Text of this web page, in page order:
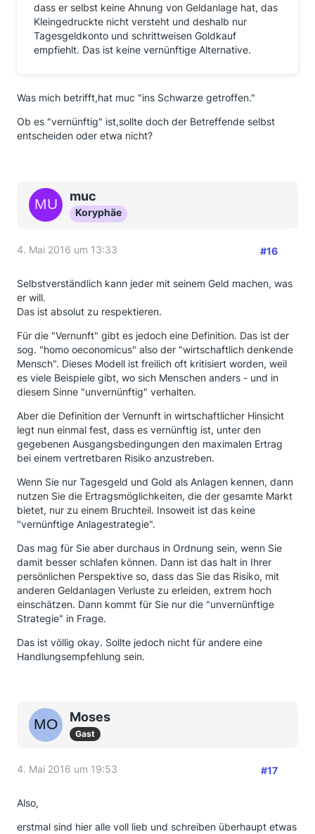
dass er selbst keine Ahnung von Geldanlage hat, das
Kleingedruckte nicht versteht und deshalb nur
Tagesgeldkonto und schrittweisen Goldkauf
empfiehlt. Das ist keine vernünftige Alternative.
Was mich betrifft,hat muc "ins Schwarze getroffen."
Ob es "vernünftig" ist,sollte doch der Betreffende selbst
entscheiden oder etwa nicht?
muc
Koryphäe
4. Mai 2016 um 13:33 #16
Selbstverständlich kann jeder mit seinem Geld machen, was
er will.
Das ist absolut zu respektieren.
Für die "Vernunft" gibt es jedoch eine Definition. Das ist der
sog. "homo oeconomicus" also der "wirtschaftlich denkende
Mensch". Dieses Modell ist freilich oft kritisiert worden, weil
es viele Beispiele gibt, wo sich Menschen anders - und in
diesem Sinne "unvernünftig" verhalten.
Aber die Definition der Vernunft in wirtschaftlicher Hinsicht
legt nun einmal fest, dass es vernünftig ist, unter den
gegebenen Ausgangsbedingungen den maximalen Ertrag
bei einem vertretbaren Risiko anzustreben.
Wenn Sie nur Tagesgeld und Gold als Anlagen kennen, dann
nutzen Sie die Ertragsmöglichkeiten, die der gesamte Markt
bietet, nur zu einem Bruchteil. Insoweit ist das keine
"vernünftige Anlagestrategie".
Das mag für Sie aber durchaus in Ordnung sein, wenn Sie
damit besser schlafen können. Dann ist das halt in Ihrer
persönlichen Perspektive so, dass das Sie das Risiko, mit
anderen Geldanlagen Verluste zu erleiden, extrem hoch
einschätzen. Dann kommt für Sie nur die "unvernünftige
Strategie" in Frage.
Das ist völlig okay. Sollte jedoch nicht für andere eine
Handlungsempfehlung sein.
Moses
Gast
4. Mai 2016 um 19:53 #17
Also,
erstmal sind hier alle voll lieb und schreiben überhaupt etwas